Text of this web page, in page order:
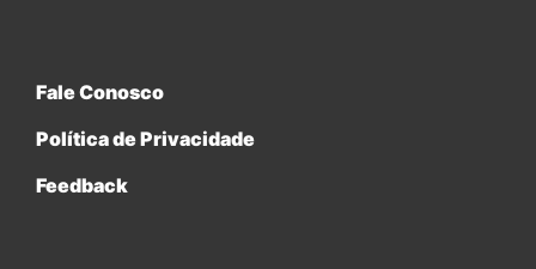
Fale Conosco
Política de Privacidade
Feedback